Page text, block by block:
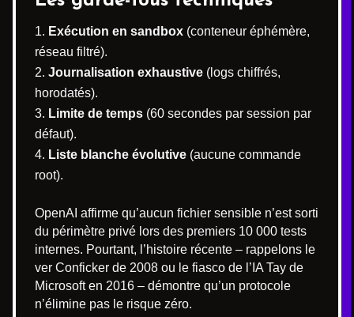
Exécution en sandbox (conteneur éphémère,
réseau filtré).
Journalisation exhaustive (logs chiffrés,
horodatés).
Limite de temps (60 secondes par session par
défaut).
Liste blanche évolutive (aucune commande
root).
OpenAI affirme qu’aucun fichier sensible n’est sorti
du périmètre privé lors des premiers 10 000 tests
internes. Pourtant, l’histoire récente – rappelons le
ver Conficker de 2008 ou le fiasco de l’IA Tay de
Microsoft en 2016 – démontre qu’un protocole
n’élimine pas le risque zéro.